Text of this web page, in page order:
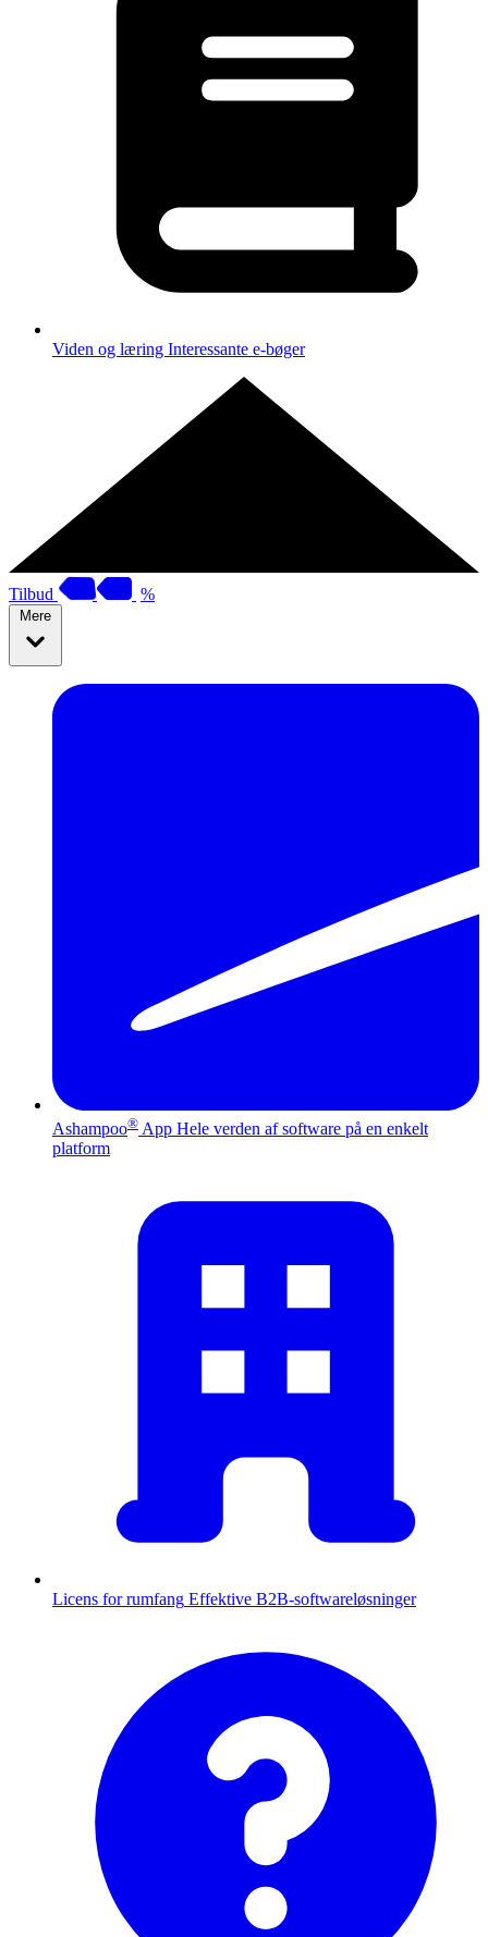
Viden og læring Interessante e-bøger
Tilbud %
Mere
Ashampoo® App Hele verden af software på en enkelt
platform
Licens for rumfang Effektive B2B-softwareløsninger